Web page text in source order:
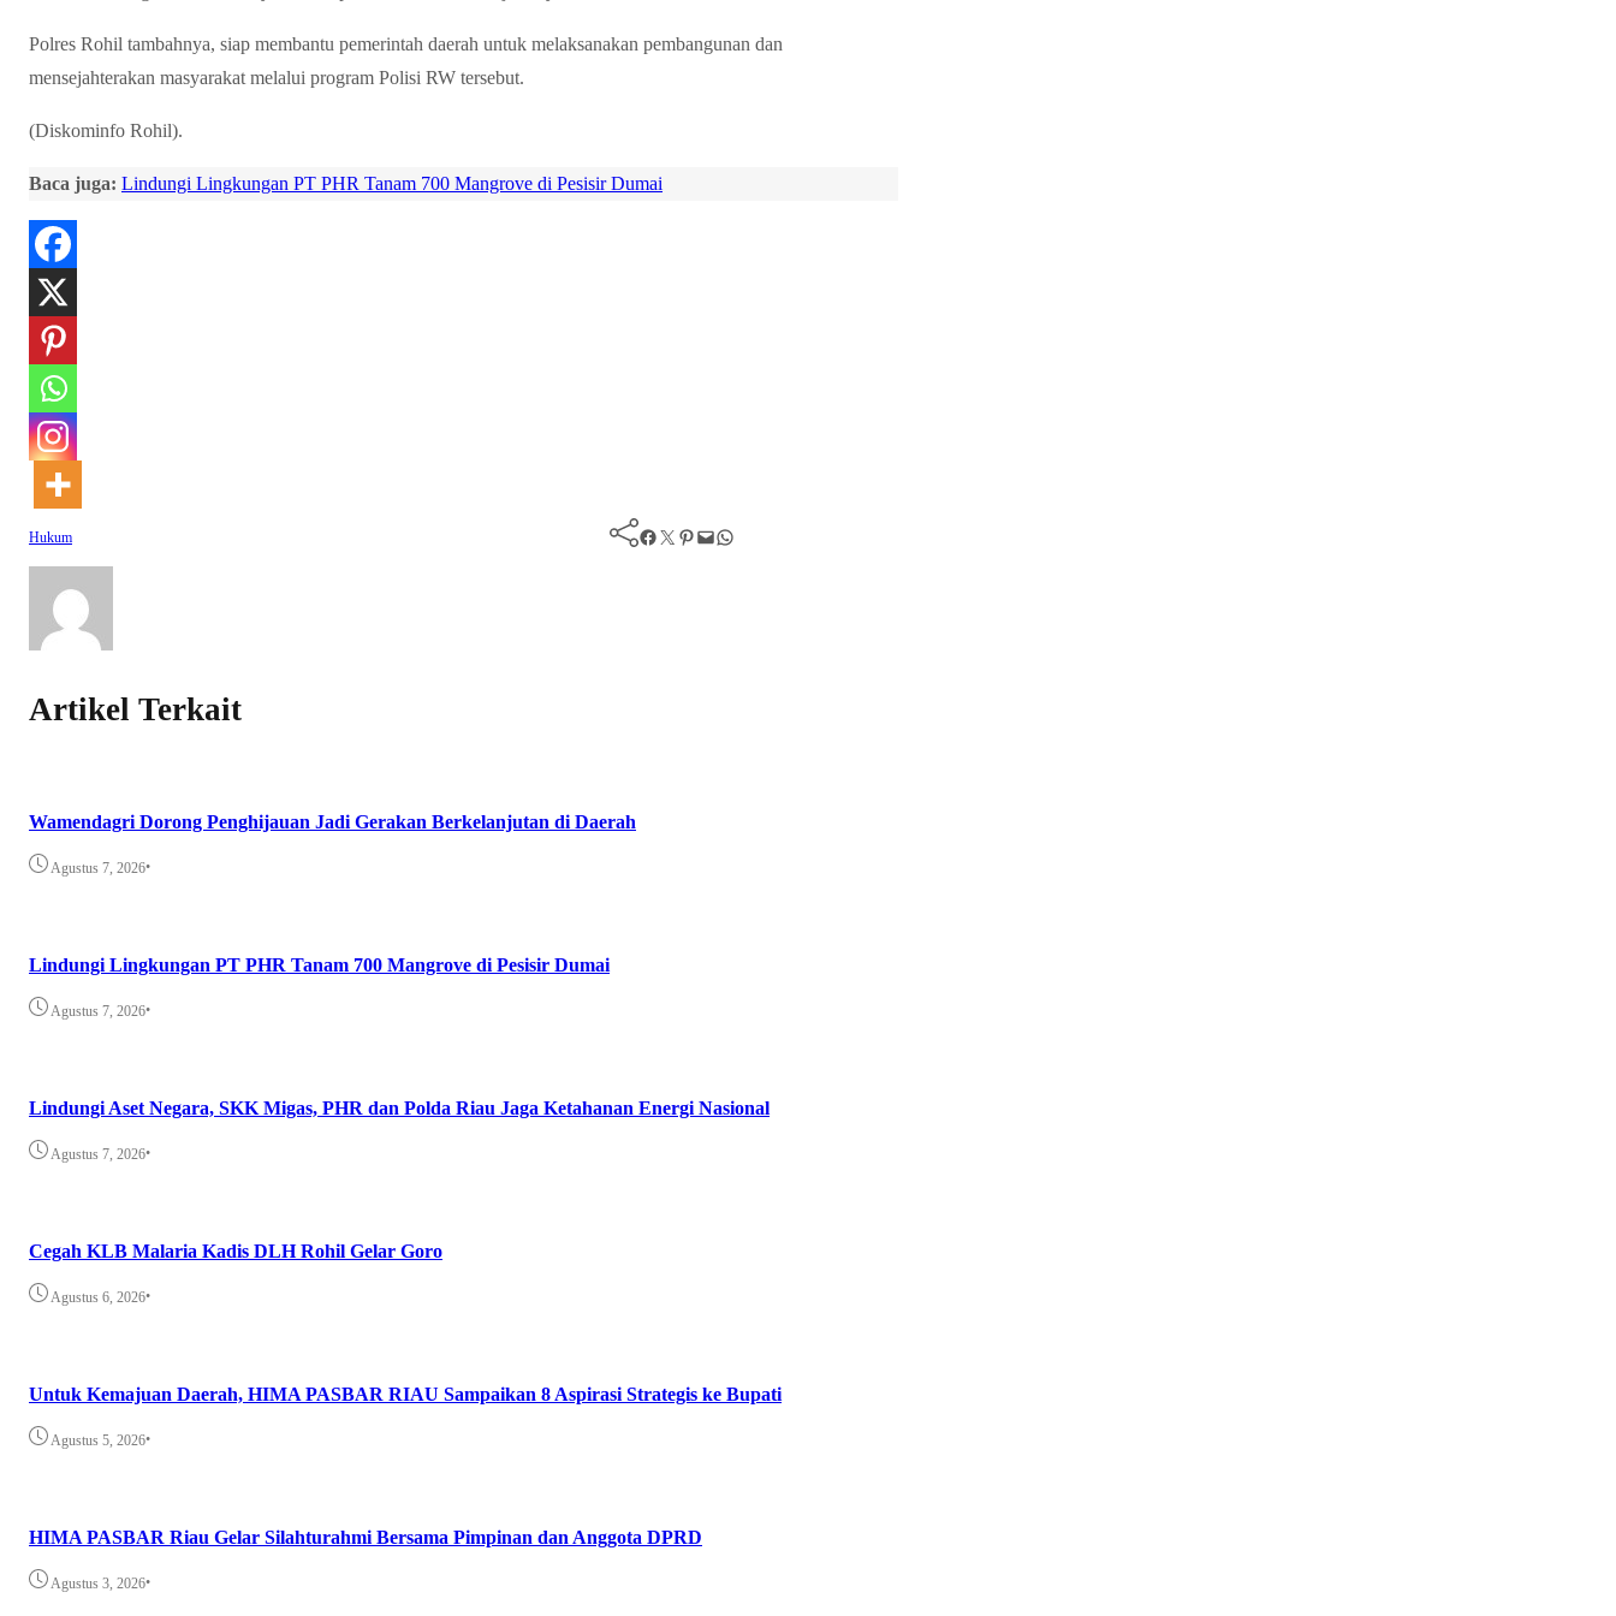
Polres Rohil tambahnya, siap membantu pemerintah daerah untuk melaksanakan pembangunan dan
mensejahterakan masyarakat melalui program Polisi RW tersebut.
(Diskominfo Rohil).
Baca juga: Lindungi Lingkungan PT PHR Tanam 700 Mangrove di Pesisir Dumai
Hukum Facebook Twitter Pinterest Mail WhatsApp
Artikel Terkait
Wamendagri Dorong Penghijauan Jadi Gerakan Berkelanjutan di Daerah
Agustus 7, 2026•
Lindungi Lingkungan PT PHR Tanam 700 Mangrove di Pesisir Dumai
Agustus 7, 2026•
Lindungi Aset Negara, SKK Migas, PHR dan Polda Riau Jaga Ketahanan Energi Nasional
Agustus 7, 2026•
Cegah KLB Malaria Kadis DLH Rohil Gelar Goro
Agustus 6, 2026•
Untuk Kemajuan Daerah, HIMA PASBAR RIAU Sampaikan 8 Aspirasi Strategis ke Bupati
Agustus 5, 2026•
HIMA PASBAR Riau Gelar Silahturahmi Bersama Pimpinan dan Anggota DPRD
Agustus 3, 2026•